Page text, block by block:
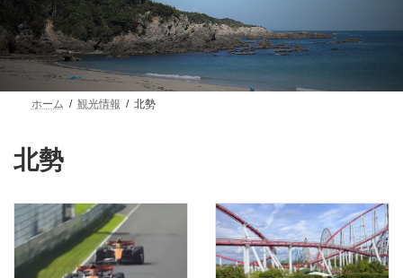
ホーム 観光情報 北勢
北勢